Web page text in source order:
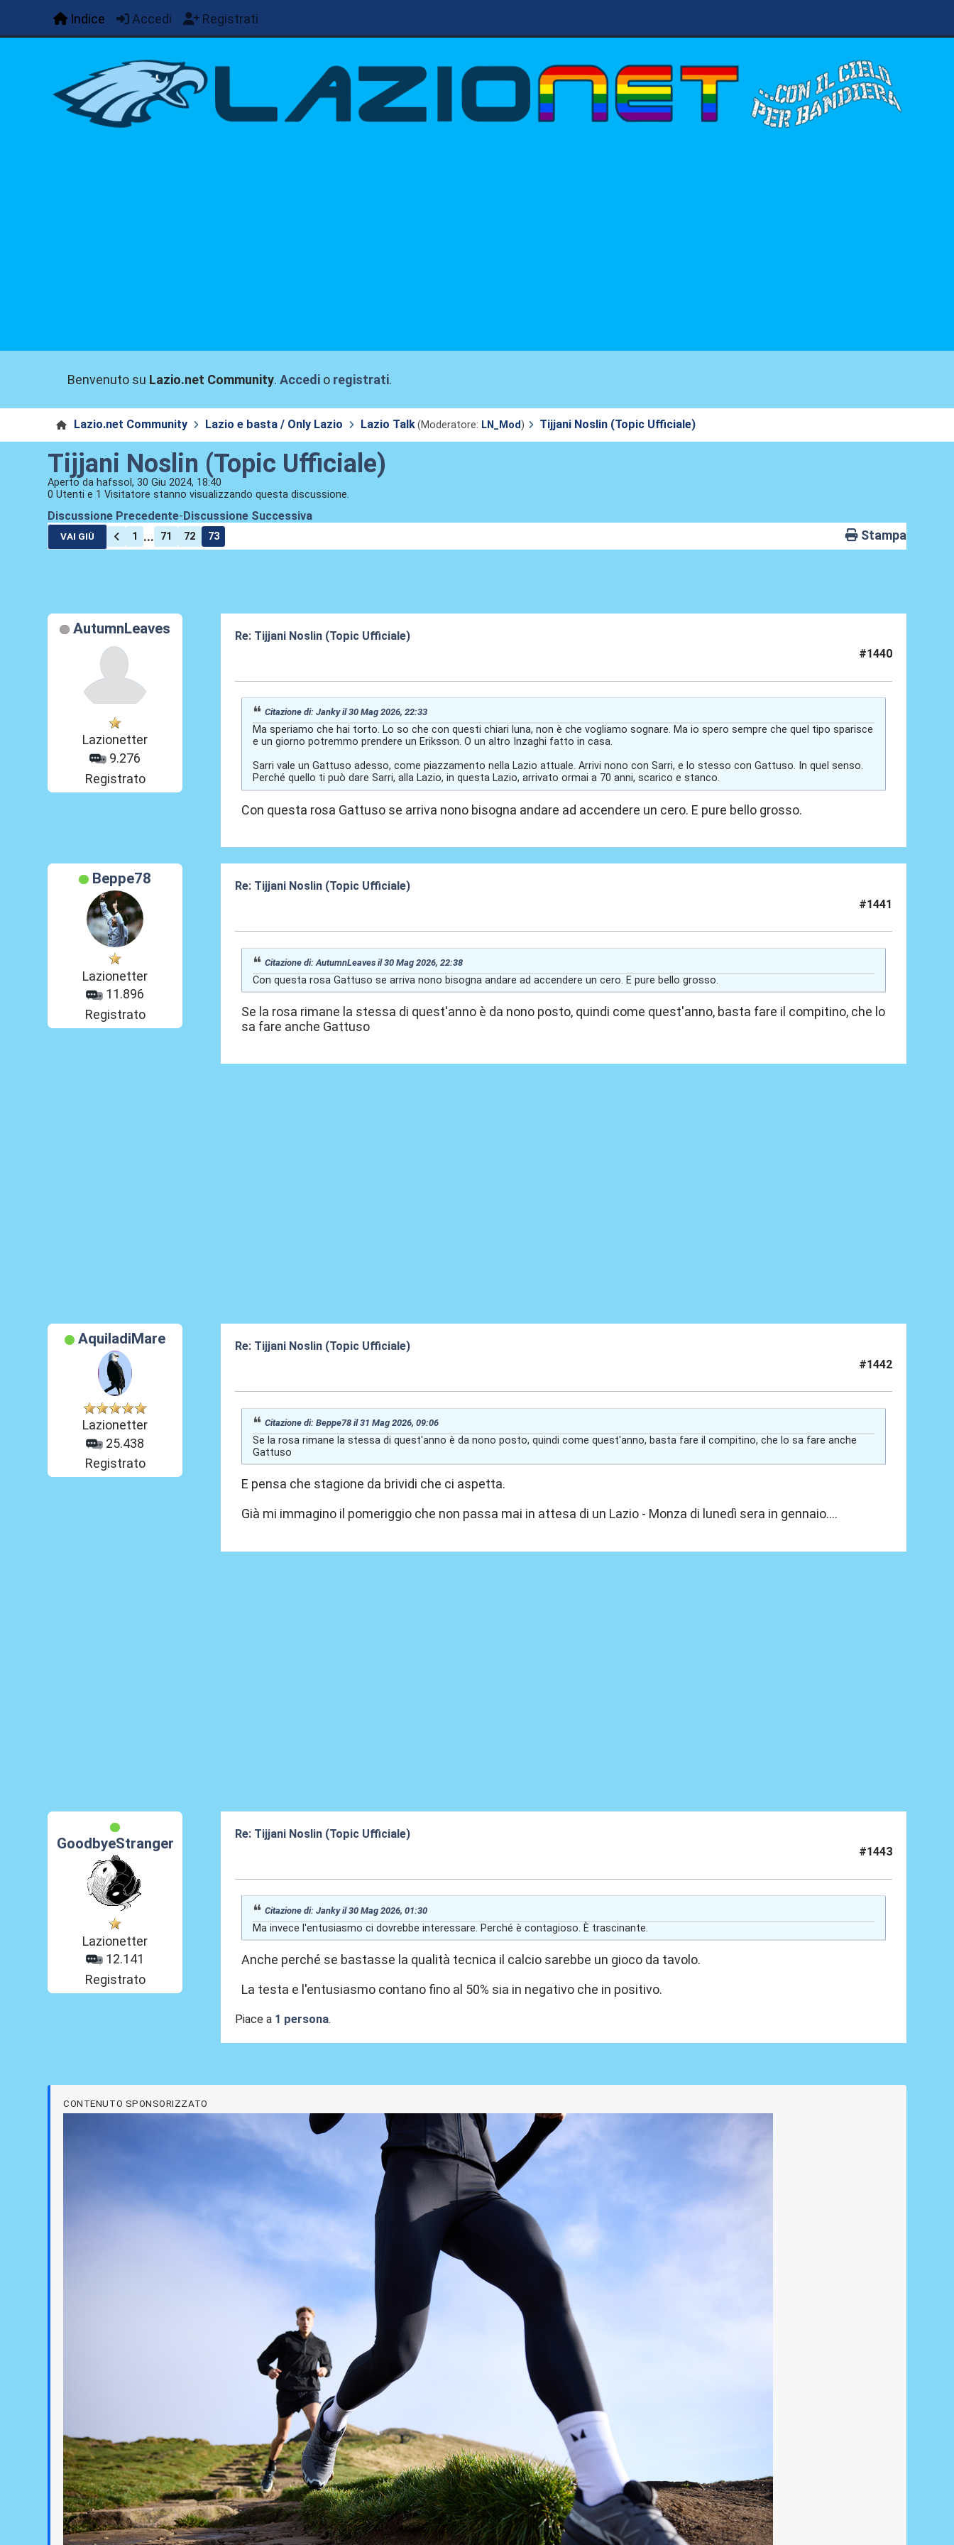
Indice Accedi Registrati
Benvenuto su Lazio.net Community.Accedi o registrati.
Lazio.net Community Lazio e basta / Only Lazio Lazio Talk(Moderatore: LN_Mod) Tijjani Noslin (Topic Ufficiale)
Tijjani Noslin (Topic Ufficiale)
Aperto da hafssol, 30 Giu 2024, 18:40
0 Utenti e 1 Visitatore stanno visualizzando questa discussione.
Discussione Precedente- Discussione Successiva
VAI GIÙ 1 ... 71 72 73 Stampa
AutumnLeaves
Lazionetter
9.276
Registrato
Re: Tijjani Noslin (Topic Ufficiale)
#1440
Citazione di: Janky il 30 Mag 2026, 22:33
Ma speriamo che hai torto. Lo so che con questi chiari luna, non è che vogliamo sognare. Ma io spero sempre che quel tipo sparisce
e un giorno potremmo prendere un Eriksson. O un altro Inzaghi fatto in casa.
Sarri vale un Gattuso adesso, come piazzamento nella Lazio attuale. Arrivi nono con Sarri, e lo stesso con Gattuso. In quel senso.
Perché quello ti può dare Sarri, alla Lazio, in questa Lazio, arrivato ormai a 70 anni, scarico e stanco.
Con questa rosa Gattuso se arriva nono bisogna andare ad accendere un cero. E pure bello grosso.
Beppe78
Lazionetter
11.896
Registrato
Re: Tijjani Noslin (Topic Ufficiale)
#1441
Citazione di: AutumnLeaves il 30 Mag 2026, 22:38
Con questa rosa Gattuso se arriva nono bisogna andare ad accendere un cero. E pure bello grosso.
Se la rosa rimane la stessa di quest'anno è da nono posto, quindi come quest'anno, basta fare il compitino, che lo
sa fare anche Gattuso
AquiladiMare
Lazionetter
25.438
Registrato
Re: Tijjani Noslin (Topic Ufficiale)
#1442
Citazione di: Beppe78 il 31 Mag 2026, 09:06
Se la rosa rimane la stessa di quest'anno è da nono posto, quindi come quest'anno, basta fare il compitino, che lo sa fare anche
Gattuso
E pensa che stagione da brividi che ci aspetta.
Già mi immagino il pomeriggio che non passa mai in attesa di un Lazio - Monza di lunedì sera in gennaio....
GoodbyeStranger
Lazionetter
12.141
Registrato
Re: Tijjani Noslin (Topic Ufficiale)
#1443
Citazione di: Janky il 30 Mag 2026, 01:30
Ma invece l'entusiasmo ci dovrebbe interessare. Perché è contagioso. È trascinante.
Anche perché se bastasse la qualità tecnica il calcio sarebbe un gioco da tavolo.
La testa e l'entusiasmo contano fino al 50% sia in negativo che in positivo.
Piace a 1 persona.
CONTENUTO SPONSORIZZATO